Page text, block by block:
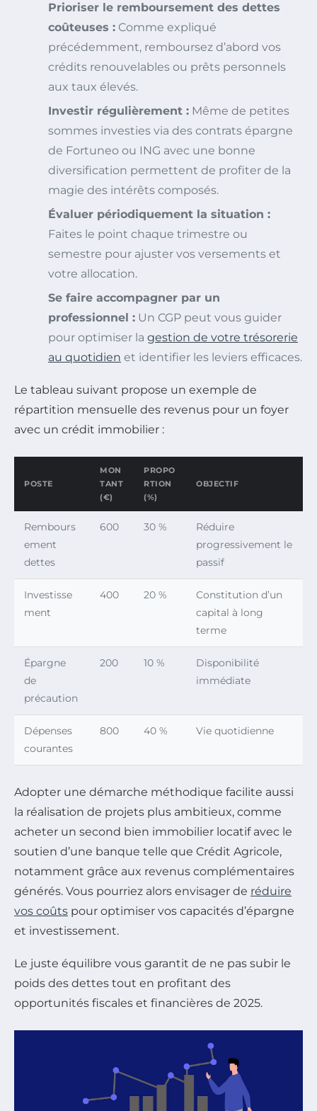
Prioriser le remboursement des dettes
coûteuses : Comme expliqué
précédemment, remboursez d’abord vos
crédits renouvelables ou prêts personnels
aux taux élevés.
Investir régulièrement : Même de petites
sommes investies via des contrats épargne
de Fortuneo ou ING avec une bonne
diversification permettent de profiter de la
magie des intérêts composés.
Évaluer périodiquement la situation :
Faites le point chaque trimestre ou
semestre pour ajuster vos versements et
votre allocation.
Se faire accompagner par un
professionnel : Un CGP peut vous guider
pour optimiser la gestion de votre trésorerie
au quotidien et identifier les leviers efficaces.
Le tableau suivant propose un exemple de
répartition mensuelle des revenus pour un foyer
avec un crédit immobilier :
POSTE
MON
TANT
(€)
PROPO
RTION
(%)
OBJECTIF
Rembours
ement
dettes
600 30 %
Réduire
progressivement le
passif
Investisse
ment
400 20 %
Constitution d’un
capital à long
terme
Épargne
de
précaution
200 10 %
Disponibilité
immédiate
Dépenses
courantes
800 40 % Vie quotidienne
Adopter une démarche méthodique facilite aussi
la réalisation de projets plus ambitieux, comme
acheter un second bien immobilier locatif avec le
soutien d’une banque telle que Crédit Agricole,
notamment grâce aux revenus complémentaires
générés. Vous pourriez alors envisager de réduire
vos coûts pour optimiser vos capacités d’épargne
et investissement.
Le juste équilibre vous garantit de ne pas subir le
poids des dettes tout en profitant des
opportunités fiscales et financières de 2025.